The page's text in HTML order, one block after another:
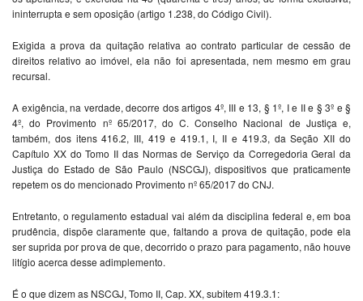
ininterrupta e sem oposição (artigo 1.238, do Código Civil).
Exigida a prova da quitação relativa ao contrato particular de cessão de
direitos relativo ao imóvel, ela não foi apresentada, nem mesmo em grau
recursal.
A exigência, na verdade, decorre dos artigos 4º, III e 13, § 1º, I e II e § 3º e §
4º, do Provimento nº 65/2017, do C. Conselho Nacional de Justiça e,
também, dos itens 416.2, III, 419 e 419.1, I, II e 419.3, da Seção XII do
Capítulo XX do Tomo II das Normas de Serviço da Corregedoria Geral da
Justiça do Estado de São Paulo (NSCGJ), dispositivos que praticamente
repetem os do mencionado Provimento nº 65/2017 do CNJ.
Entretanto, o regulamento estadual vai além da disciplina federal e, em boa
prudência, dispõe claramente que, faltando a prova de quitação, pode ela
ser suprida por prova de que, decorrido o prazo para pagamento, não houve
litígio acerca desse adimplemento.
É o que dizem as NSCGJ, Tomo II, Cap. XX, subitem 419.3.1: